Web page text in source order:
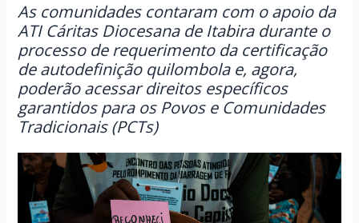
As comunidades contaram com o apoio da
ATI Cáritas Diocesana de Itabira durante o
processo de requerimento da certificação
de autodefinição quilombola e, agora,
poderão acessar direitos específicos
garantidos para os Povos e Comunidades
Tradicionais (PCTs)